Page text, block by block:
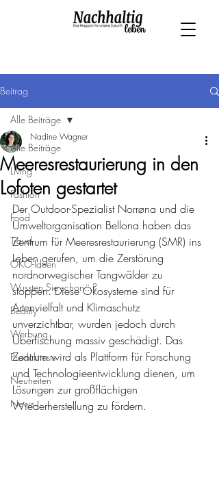
Beitrag
Alle Beiträge
Living
Fashion
Food
Travel
ÖKO-Ideen
Wussten Sie schon...?
Beauty
Werbung
Produkttests
Neuheiten
News
Alle Beiträge
Meeresrestaurierung in den
Lofoten gestartet
Nadine Wagner
Der Outdoor-Spezialist Norrøna und die
Umweltorganisation Bellona haben das
Zentrum für Meeresrestaurierung (SMR) ins
Leben gerufen, um die Zerstörung
nordnorwegischer Tangwälder zu
stoppen. Diese Ökosysteme sind für
Artenvielfalt und Klimaschutz
unverzichtbar, wurden jedoch durch
Überfischung massiv geschädigt. Das
Zentrum wird als Plattform für Forschung
und Technologieentwicklung dienen, um
Lösungen zur großflächigen
Wiederherstellung zu fördern.